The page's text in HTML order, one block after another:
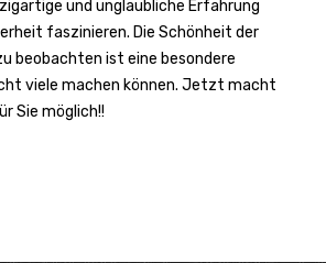
und unglaubliche Erfahrung
faszinieren. Die Schönheit der
beobachten ist eine besondere
viele machen können. Jetzt macht
Sie möglich!!